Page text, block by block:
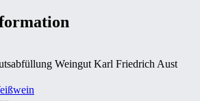
Weingut Karl Friedrich Aust